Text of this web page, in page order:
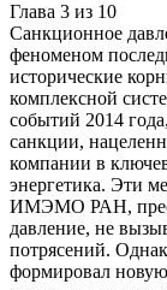
Глава 3 из 10
Санкционное
феноменом
исторические
комплексной
событий 2014
санкции,
компании в
энергетика. Эти
ИМЭМО РАН,
давление, не
потрясений.
формировал